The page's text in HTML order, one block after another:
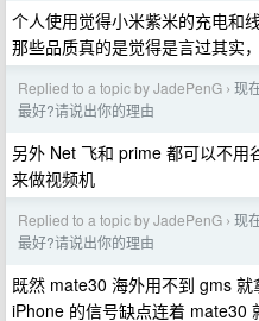
个人使用觉得小米紫米的充电和
那些品质真的是觉得是言过其实
Replied to a topic by JadePenG › 现
最好?请说出你的理由
另外 Net 飞和 prime 都可以不
来做视频机
Replied to a topic by JadePenG › 现
最好?请说出你的理由
既然 mate30 海外用不到 gms
iPhone 的信号缺点连着 mate30